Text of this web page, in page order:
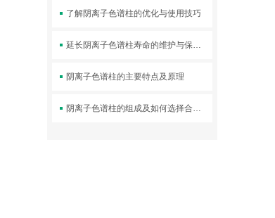
了解阴离子色谱柱的优化与使用技巧
延长阴离子色谱柱寿命的维护与保存方法
阴离子色谱柱的主要特点及原理
阴离子色谱柱的组成及如何选择合适的清洗溶剂